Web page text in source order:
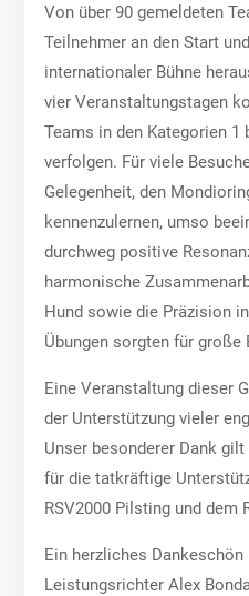
Von über 90 gemeldeten
Teilnehmer an den Start
internationaler Bühne
vier Veranstaltungstagen
Teams in den Kategorien 1
verfolgen. Für viele
Gelegenheit, den
kennenzulernen, umso
durchweg positive
harmonische
Hund sowie die Präzision
Übungen sorgten für große
Eine Veranstaltung dieser
der Unterstützung vieler
Unser besonderer Dank
für die tatkräftige
RSV2000 Pilsting und dem
Ein herzliches
Leistungsrichter Alex